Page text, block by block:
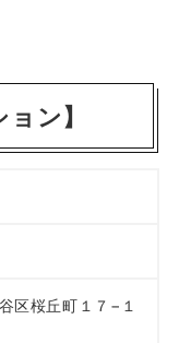
ン】
区桜丘町１７−１